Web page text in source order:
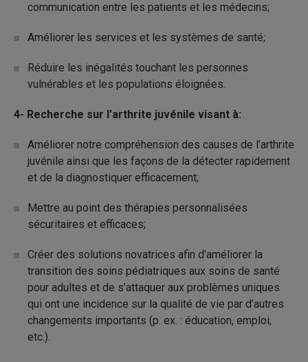
communication entre les patients et les médecins;
Améliorer les services et les systèmes de santé;
Réduire les inégalités touchant les personnes
vulnérables et les populations éloignées.
4- Recherche sur l’arthrite juvénile visant à:
Améliorer notre compréhension des causes de l’arthrite
juvénile ainsi que les façons de la détecter rapidement
et de la diagnostiquer efficacement;
Mettre au point des thérapies personnalisées
sécuritaires et efficaces;
Créer des solutions novatrices afin d’améliorer la
transition des soins pédiatriques aux soins de santé
pour adultes et de s’attaquer aux problèmes uniques
qui ont une incidence sur la qualité de vie par d’autres
changements importants (p. ex. : éducation, emploi,
etc.).